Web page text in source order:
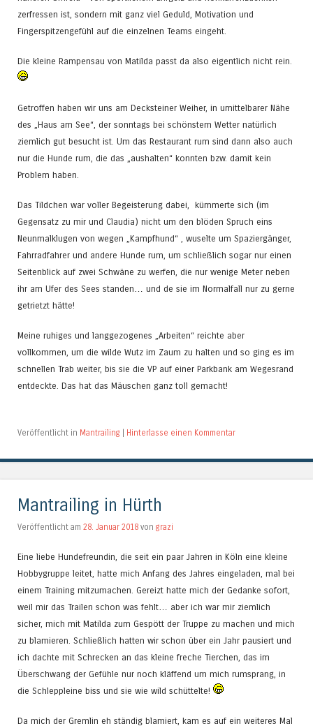
zerfressen ist, sondern mit ganz viel Geduld, Motivation und
Fingerspitzengefühl auf die einzelnen Teams eingeht.
Die kleine Rampensau von Matilda passt da also eigentlich nicht rein.
Getroffen haben wir uns am Decksteiner Weiher, in umittelbarer Nähe
des „Haus am See“, der sonntags bei schönstem Wetter natürlich
ziemlich gut besucht ist. Um das Restaurant rum sind dann also auch
nur die Hunde rum, die das „aushalten“ konnten bzw. damit kein
Problem haben.
Das Tildchen war voller Begeisterung dabei, kümmerte sich (im
Gegensatz zu mir und Claudia) nicht um den blöden Spruch eins
Neunmalklugen von wegen „Kampfhund“ , wuselte um Spaziergänger,
Fahrradfahrer und andere Hunde rum, um schließlich sogar nur einen
Seitenblick auf zwei Schwäne zu werfen, die nur wenige Meter neben
ihr am Ufer des Sees standen… und de sie im Normalfall nur zu gerne
getrietzt hätte!
Meine ruhiges und langgezogenes „Arbeiten“ reichte aber
vollkommen, um die wilde Wutz im Zaum zu halten und so ging es im
schnellen Trab weiter, bis sie die VP auf einer Parkbank am Wegesrand
entdeckte. Das hat das Mäuschen ganz toll gemacht!
Veröffentlicht in Mantrailing Hinterlasse einen Kommentar
Mantrailing in Hürth
Veröffentlicht am 28. Januar 2018 von grazi
Eine liebe Hundefreundin, die seit ein paar Jahren in Köln eine kleine
Hobbygruppe leitet, hatte mich Anfang des Jahres eingeladen, mal bei
einem Training mitzumachen. Gereizt hatte mich der Gedanke sofort,
weil mir das Trailen schon was fehlt… aber ich war mir ziemlich
sicher, mich mit Matilda zum Gespött der Truppe zu machen und mich
zu blamieren. Schließlich hatten wir schon über ein Jahr pausiert und
ich dachte mit Schrecken an das kleine freche Tierchen, das im
Überschwang der Gefühle nur noch kläffend um mich rumsprang, in
die Schleppleine biss und sie wie wild schüttelte!
Da mich der Gremlin eh ständig blamiert, kam es auf ein weiteres Mal